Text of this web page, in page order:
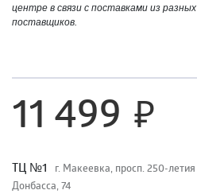
центре в связи с поставками из
поставщиков.
11 499
TЦ №1
г. Макеевка, просп. 250-летия
Донбасса, 74